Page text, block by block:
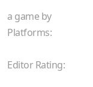
a game by
Platforms:
Editor Rating: